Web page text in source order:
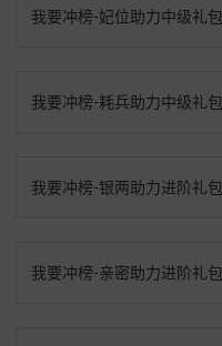
我要冲榜-妃位助力中级礼包
我要冲榜-耗兵助力中级礼包
我要冲榜-银两助力进阶礼包
我要冲榜-亲密助力进阶礼包